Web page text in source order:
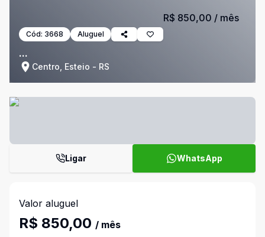
Cód: 3668 Aluguel
...
Centro, Esteio - RS
R$ 850,00 / mês
Ligar WhatsApp
Valor aluguel
R$ 850,00 / mês